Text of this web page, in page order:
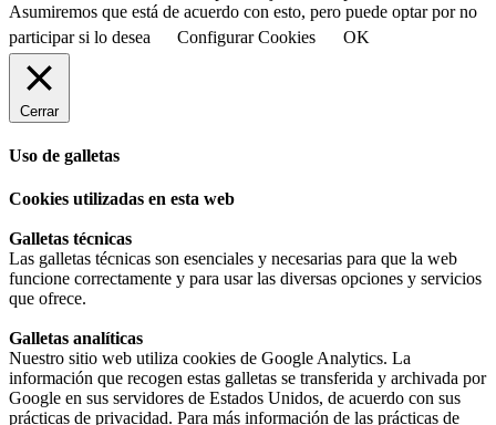
Asumiremos que está de acuerdo con esto, pero puede optar por no
participar si lo desea
Configurar Cookies OK
Cerrar
Uso de galletas
Cookies utilizadas en esta web
Galletas técnicas
Las galletas técnicas son esenciales y necesarias para que la web
funcione correctamente y para usar las diversas opciones y servicios
que ofrece.
Galletas analíticas
Nuestro sitio web utiliza cookies de Google Analytics. La
información que recogen estas galletas se transferida y archivada por
Google en sus servidores de Estados Unidos, de acuerdo con sus
prácticas de privacidad. Para más información de las prácticas de